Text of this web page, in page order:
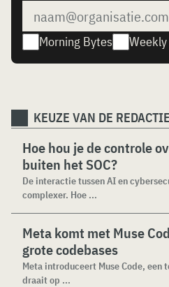
Morning Bytes
KEUZE VAN DE REDACTIE
Hoe hou je de controle
buiten het SOC?
De interactie tussen AI en
complexer. Hoe ...
Meta komt met Muse
grote codebases
Meta introduceert Muse Code, een
draait op ...